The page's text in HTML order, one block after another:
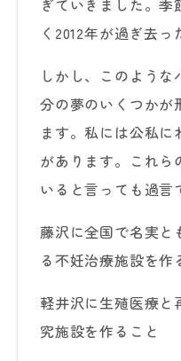
ぎていきました。
く2012年が過ぎ去っ
しかし、このよう
分の夢のいくつかが
ます。私には公私
があります。これら
いると言っても過言
藤沢に全国で名実と
る不妊治療施設を作
軽井沢に生殖医療と
究施設を作ること